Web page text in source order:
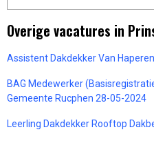
Overige vacatures in
Assistent Dakdekker Van
BAG Medewerker
Gemeente Rucphen 28-05-2024
Leerling Dakdekker Rooftop